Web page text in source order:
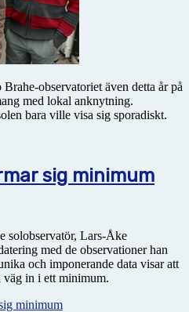
observatoriet även detta år på
med lokal anknytning.
bara ville visa sig sporadiskt.
sig minimum
solobservatör, Lars-Åke
med de observationer han
och imponerande data visar att
väg in i ett minimum.
minimum